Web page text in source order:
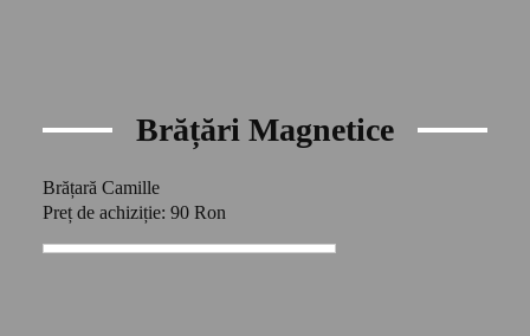
Brățări Magnetice
Brățară Camille
Preț de achiziție: 90 Ron